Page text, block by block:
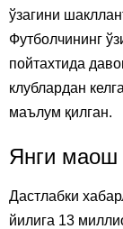
ўзагини
Футболчининг
пойтахтида
клублардан
маълум қилган.
Янги маош
Дастлабки
йилига 13